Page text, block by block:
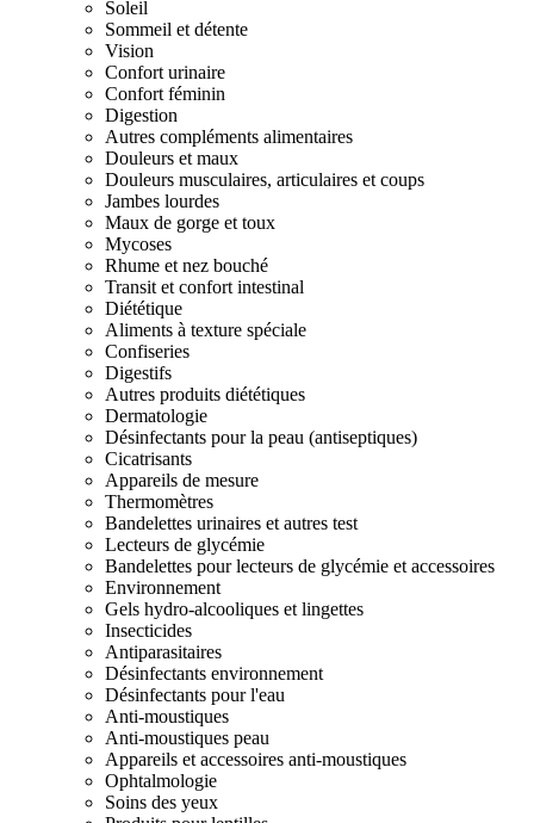
Soleil
Sommeil et détente
Vision
Confort urinaire
Confort féminin
Digestion
Autres compléments alimentaires
Douleurs et maux
Douleurs musculaires, articulaires et coups
Jambes lourdes
Maux de gorge et toux
Mycoses
Rhume et nez bouché
Transit et confort intestinal
Diététique
Aliments à texture spéciale
Confiseries
Digestifs
Autres produits diététiques
Dermatologie
Désinfectants pour la peau (antiseptiques)
Cicatrisants
Appareils de mesure
Thermomètres
Bandelettes urinaires et autres test
Lecteurs de glycémie
Bandelettes pour lecteurs de glycémie et accessoires
Environnement
Gels hydro-alcooliques et lingettes
Insecticides
Antiparasitaires
Désinfectants environnement
Désinfectants pour l'eau
Anti-moustiques
Anti-moustiques peau
Appareils et accessoires anti-moustiques
Ophtalmologie
Soins des yeux